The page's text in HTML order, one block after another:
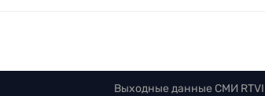
Выходные данные СМИ RTVI